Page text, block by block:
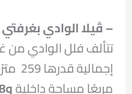
– ڤيلا الوادي
تتألف فلل الوادي من
إجمالية قدرها 259
مربعًا مساحة داخليةو138